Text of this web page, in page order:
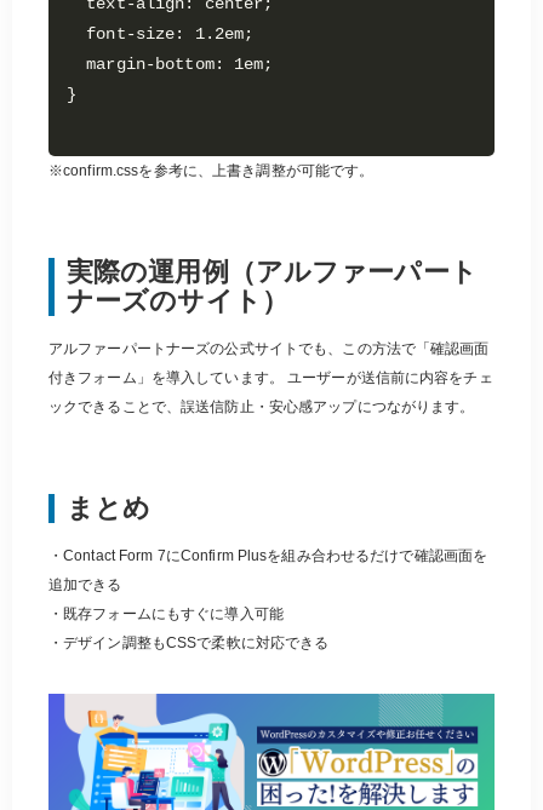
  margin-bottom: 1em;
※confirm.cssを参考に、上書き調整が可能です。
実際の運用例（アルファーパート
ナーズのサイト）
アルファーパートナーズの公式サイトでも、この方法で「確認画面
付きフォーム」を導入しています。 ユーザーが送信前に内容をチェ
ックできることで、誤送信防止・安心感アップにつながります。
まとめ
・Contact Form 7にConfirm Plusを組み合わせるだけで確認画面を
追加できる
・既存フォームにもすぐに導入可能
・デザイン調整もCSSで柔軟に対応できる